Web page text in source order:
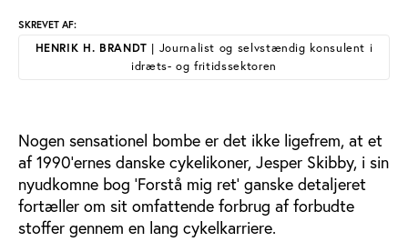
SKREVET AF:
HENRIK H. BRANDT | Journalist og selvstændig konsulent i
idræts- og fritidssektoren
Nogen sensationel bombe er det ikke ligefrem, at et
af 1990’ernes danske cykelikoner, Jesper Skibby, i sin
nyudkomne bog ’Forstå mig ret’ ganske detaljeret
fortæller om sit omfattende forbrug af forbudte
stoffer gennem en lang cykelkarriere.